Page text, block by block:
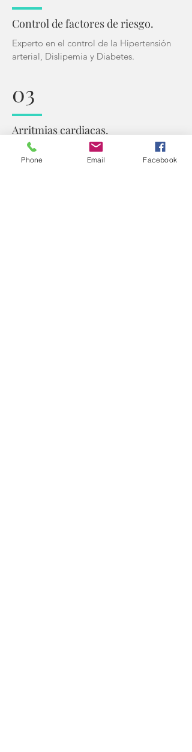
Control de factores de riesgo.
Experto en el control de la Hipertensión
arterial, Dislipemia y Diabetes.
03
Arritmias cardiacas.
Diagnóstico y tratamiento de todas
las arritmias cardiacas.
Phone Email Facebook